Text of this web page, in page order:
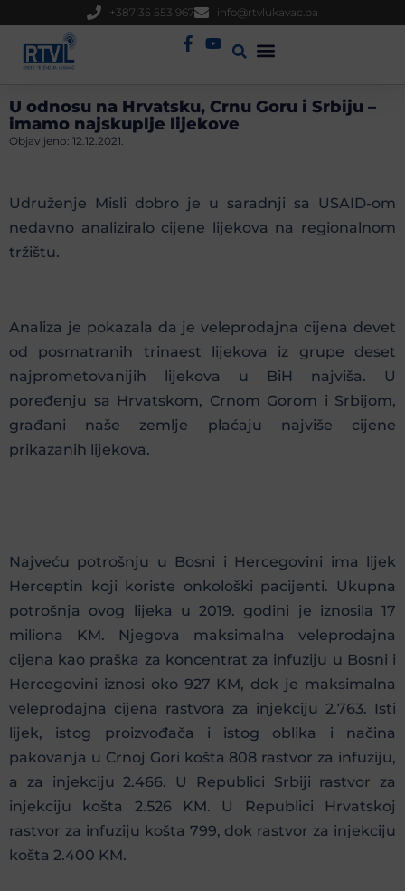
+387 35 553 967 info@rtvlukavac.ba
U odnosu na Hrvatsku, Crnu Goru i Srbiju –
imamo najskuplje lijekove
Objavljeno: 12.12.2021.
Udruženje Misli dobro je u saradnji sa USAID-om
nedavno analiziralo cijene lijekova na regionalnom
tržištu.
Analiza je pokazala da je veleprodajna cijena devet
od posmatranih trinaest lijekova iz grupe deset
najprometovanijih lijekova u BiH najviša. U
poređenju sa Hrvatskom, Crnom Gorom i Srbijom,
građani naše zemlje plaćaju najviše cijene
prikazanih lijekova.
Najveću potrošnju u Bosni i Hercegovini ima lijek
Herceptin koji koriste onkološki pacijenti. Ukupna
potrošnja ovog lijeka u 2019. godini je iznosila 17
miliona KM. Njegova maksimalna veleprodajna
cijena kao praška za koncentrat za infuziju u Bosni i
Hercegovini iznosi oko 927 KM, dok je maksimalna
veleprodajna cijena rastvora za injekciju 2.763. Isti
lijek, istog proizvođača i istog oblika i načina
pakovanja u Crnoj Gori košta 808 rastvor za infuziju,
a za injekciju 2.466. U Republici Srbiji rastvor za
injekciju košta 2.526 KM. U Republici Hrvatskoj
rastvor za infuziju košta 799, dok rastvor za injekciju
košta 2.400 KM.